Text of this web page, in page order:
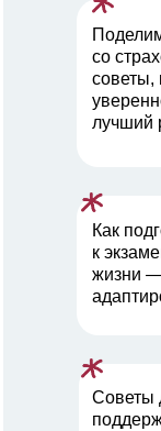
со
советы,
лучший
Как
к
жизни —
Советы